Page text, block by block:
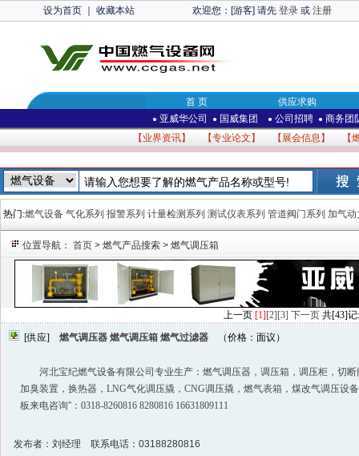
设为首页｜ 收藏本站 欢迎您：[游客] 请先 登录 或 注册
首 页 供应求购
● 亚威华公司 ● 国威集团 ● 公司招聘 ● 商务团
【业界资讯】 【专业论文 】 【 展会信息 】 【
热门:燃气设备 气化系列 报警系列 计量检测系列 测试仪表系列 管道阀门系列 加气动
位置导航： 首页 > 燃气产品搜索 > 燃气调压箱
上一页 [1] [2] [3] 下一页 共[43]记
[供应] 燃气调压器 燃气调压箱 燃气过滤器 （价格：面议）
河北宝纪燃气设备有限公司专业生产：燃气调压器，调压箱，调压柜，切
加臭装置，换热器，LNG气化调压撬，CNG调压撬，燃气表箱，煤改气调压设
板来电咨询️''：0318-8260816 8280816 16631809111
发布者：刘经理 联系电话：03188280816